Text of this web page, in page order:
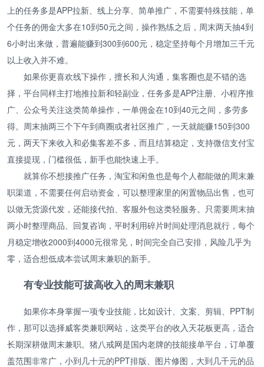
上的任务多是APP拉新、线上分享、简单推广，不需要特殊技能，单
个任务的佣金大多在10到50元之间，操作熟练之后，周末两天抽4到
6小时出来做，普遍能赚到300到600元，稳定坚持每个月增加三千元
以上收入并不难。
如果你更喜欢线下操作，擅长和人沟通，集客圈也是不错的选
择，平台同样主打地推拉新和轻副业，任务多是APP注册、小程序推
广、公众号关注这类简单操作，一单佣金在10到40元之间，多劳多
得。周末抽两三个下午到商圈或者社区推广，一天就能赚150到300
元，两天下来收入和必集客差不多，而且结算稳定，支持微信支付宝
直接提现，门槛很低，新手也能快速上手。
就算你不想接推广任务，淘宝和闲鱼也是每个人都能做的周末兼
职渠道，不需要任何启动资金，可以整理家里的闲置物品出售，也可
以做无货源代发，还能接代拍、客服外包这类轻服务。只需要周末抽
两小时整理商品、回复咨询，平时利用碎片时间处理消息就行，每个
月稳定增收2000到4000元很常见，时间完全自己安排，风险几乎为
零，适合想低成本尝试周末兼职的新手。
有专业技能可拔高收入的周末兼职
如果你本身掌握一项专业技能，比如设计、文案、剪辑、PPT制
作，那可以选择威客类兼职网站，这类平台的收入天花板更高，适合
长期深耕做周末兼职。猪八戒网是国内老牌的技能接单平台，订单覆
盖范围非常广，小到几十元的PPT排版、图片修图，大到几千元的品